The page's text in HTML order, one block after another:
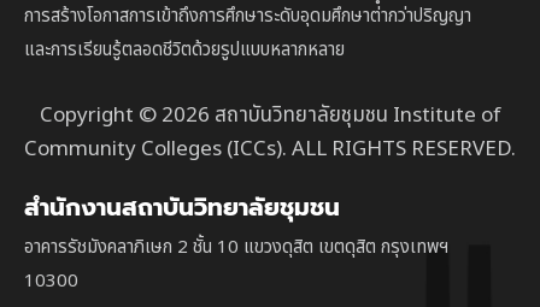
การสร้างโอกาสการเข้าถึงการศึกษาระดับอุดมศึกษาต่ํากว่าปริญญา
และการเรียนรู้ตลอดชีวิตด้วยรูปแบบหลากหลาย
Copyright © 2026 สถาบันวิทยาลัยชุมชน Institute of
Community Colleges (ICCs). ALL RIGHTS RESERVED.
สำนักงานสถาบันวิทยาลัยชุมชน
อาคารรัชมังคลาภิเษก 2 ชั้น 10 แขวงดุสิต เขตดุสิต กรุงเทพฯ
10300